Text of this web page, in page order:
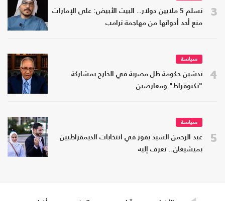
3
تسلم 5 ملايين دولار.. البيت الأبيض: على الإمارات
منع أحد أدواتها من مهاجمة ترامب
4
سياسة
تدشين حكومة ظل مصرية في الخارج بمشاركة
"تكنوقراط" ومعارضين
5
سياسة
عبد الرحمن السيد يفوز في انتخابات الديمقراطيين
بميشيغان.. تعرف إليه